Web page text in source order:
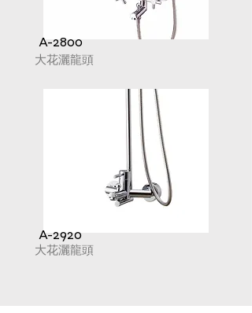
A-2800
大花灑龍頭
A-2920
大花灑龍頭